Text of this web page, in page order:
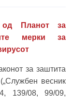
од Планот за
мерки за
за заштита
весник
139/08, 99/09,